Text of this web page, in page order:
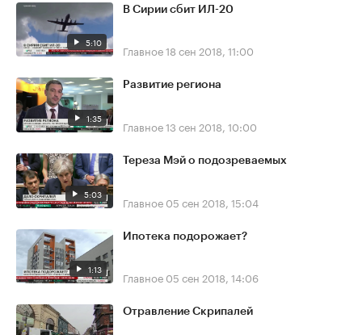
5:10
В Сирии сбит ИЛ-20
Главное18 сен 2018, 11:00
1:35
Развитие региона
Главное13 сен 2018, 10:00
5:03
Тереза Мэй о подозреваемых
Главное 05 сен 2018, 15:04
1:13
Ипотека подорожает?
Главное 05 сен 2018, 14:06
Отравление Скрипалей